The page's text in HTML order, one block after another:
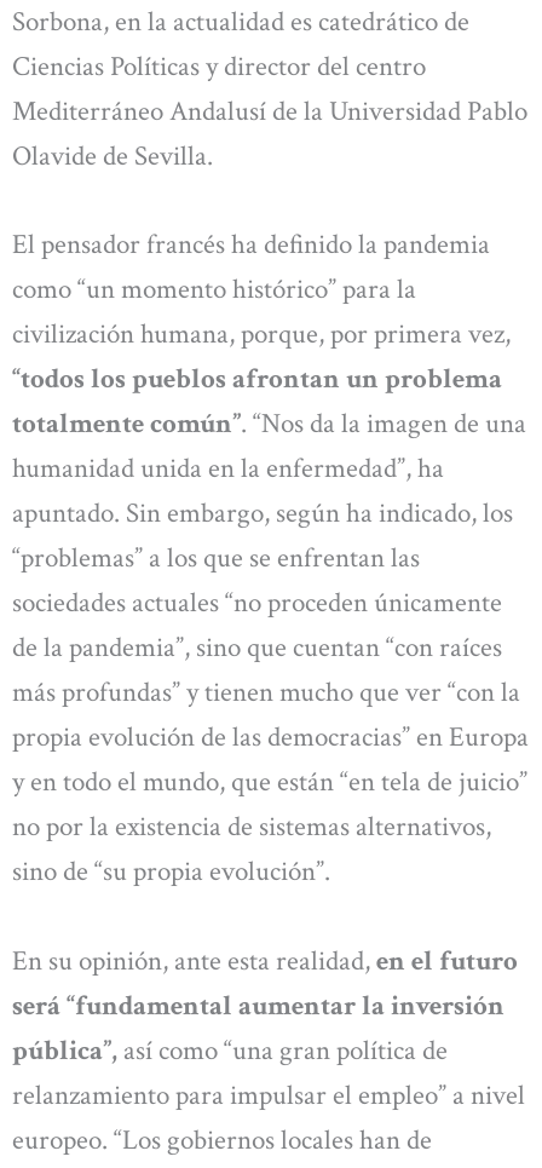
Sorbona, en la actualidad es catedrático de
Ciencias Políticas y director del centro
Mediterráneo Andalusí de la Universidad Pablo
Olavide de Sevilla.
El pensador francés ha definido la pandemia
como “un momento histórico” para la
civilización humana, porque, por primera vez,
“todos los pueblos afrontan un problema
totalmente común”. “Nos da la imagen de una
humanidad unida en la enfermedad”, ha
apuntado. Sin embargo, según ha indicado, los
“problemas” a los que se enfrentan las
sociedades actuales “no proceden únicamente
de la pandemia”, sino que cuentan “con raíces
más profundas” y tienen mucho que ver “con la
propia evolución de las democracias” en Europa
y en todo el mundo, que están “en tela de juicio”
no por la existencia de sistemas alternativos,
sino de “su propia evolución”.
En su opinión, ante esta realidad,en el futuro
será “fundamental aumentar la inversión
pública”, así como “una gran política de
relanzamiento para impulsar el empleo” a nivel
europeo. “Los gobiernos locales han de